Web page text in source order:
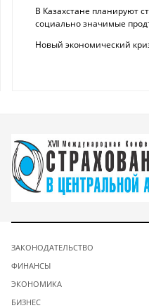
В Казахстане планируют
социально значимые
Новый экономический
ЗАКОНОДАТЕЛЬСТВО
ФИНАНСЫ
ЭКОНОМИКА
БИЗНЕС